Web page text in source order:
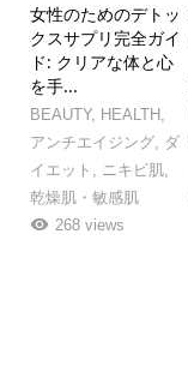
女性のためのデトッ
クスサプリ完全ガイ
ド: クリアな体と心
を手...
BEAUTY, HEALTH
アンチエイジング,
ダ
イエット
ニキビ肌,
乾燥肌・敏感肌
268 views